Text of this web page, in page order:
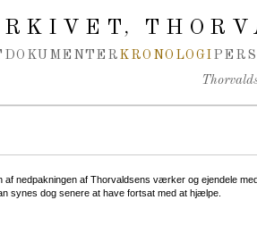
,
DOKUMENTER KRONOLOGI
af nedpakningen af Thorvaldsens værker og ejendele
synes dog senere at have fortsat med at hjælpe.